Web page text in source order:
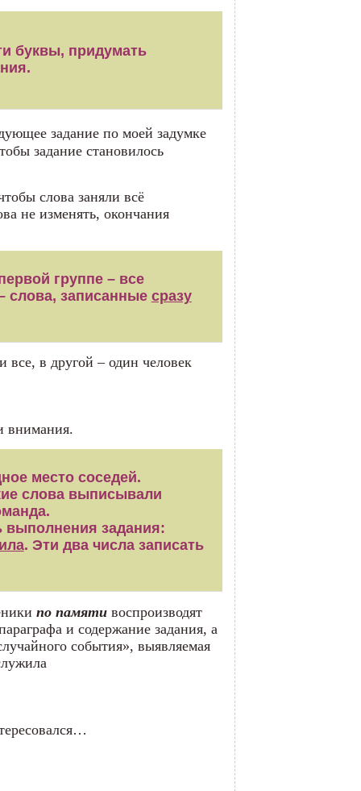
буквы, придумать
задание по моей задумке
задание становилось
слова заняли всё
не изменять, окончания
группе – все
слова, записанные сразу
все, в другой – один человек
внимания.
место соседей.
слова выписывали
выполнения задания:
. Эти два числа записать
по памятивоспроизводят
и содержание задания, а
события», выявляемая